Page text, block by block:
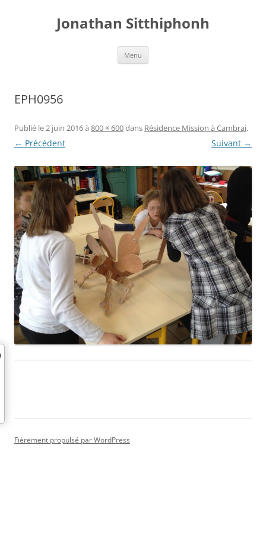
Jonathan Sitthiphonh
Menu
EPH0956
Publié le2 juin 2016à 800 × 600dans Résidence Mission à Cambrai.
← Précédent Suivant →
Fièrement propulsé par WordPress